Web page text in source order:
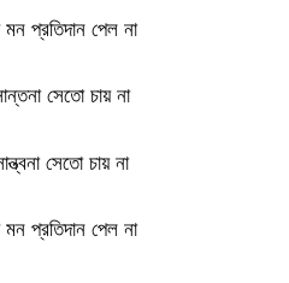
মন প্রতিদান পেল না
সেতো চায় না
সেতো চায় না
মন প্রতিদান পেল না